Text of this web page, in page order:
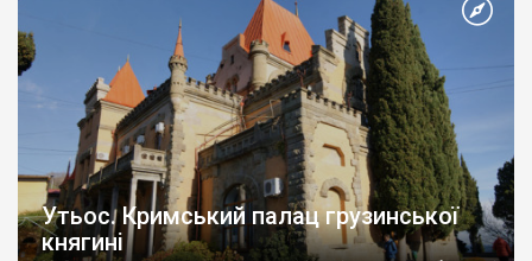
Утьос. Кримський палац грузинської
княгині